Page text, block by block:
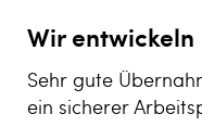
Wir entwickeln
Sehr gute
ein sicherer